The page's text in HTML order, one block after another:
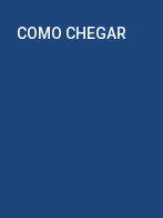
COMO CHEGAR